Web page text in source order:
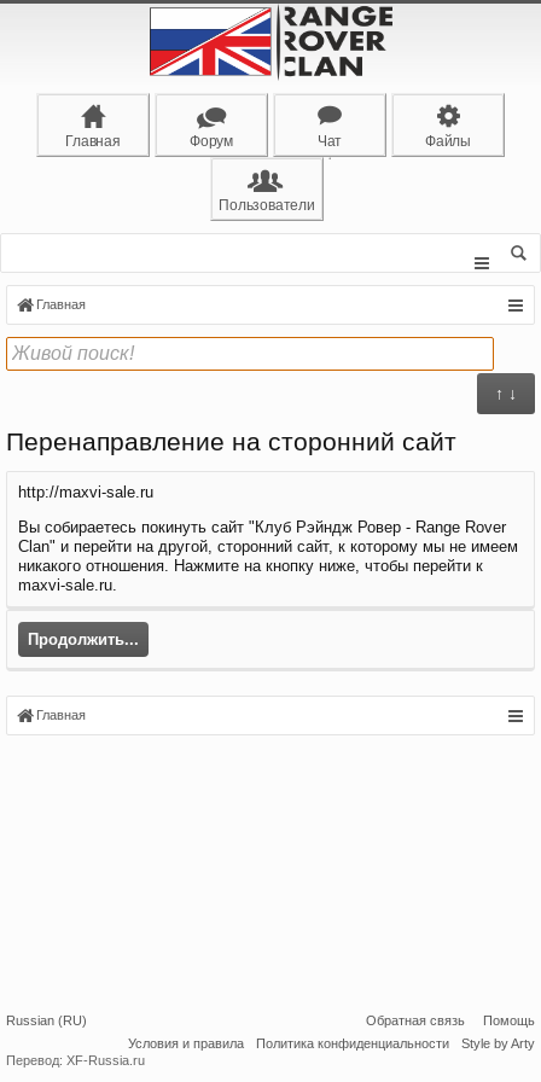
Главная Форум Чат Файлы
Пользователи
Главная
↑ ↓
Перенаправление на сторонний сайт
http://maxvi-sale.ru
Вы собираетесь покинуть сайт "Клуб Рэйндж Ровер - Range Rover
Clan" и перейти на другой, сторонний сайт, к которому мы не имеем
никакого отношения. Нажмите на кнопку ниже, чтобы перейти к
maxvi-sale.ru.
Продолжить...
Главная
Russian (RU) Обратная связь
Помощь
Условия и правила
Политика конфиденциальности
Style by Arty
Перевод: XF-Russia.ru